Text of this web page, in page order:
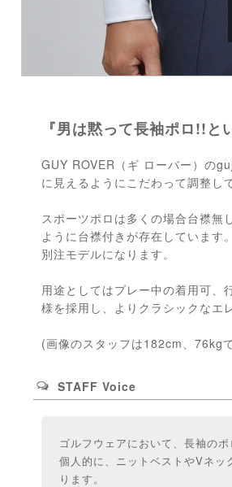
『男は黙って長袖ポロ!!と
GUY ROVER（ギ ローバー）の
に見えるようにこだわって調整し
スポーツポロは多くの場合台襟無
ように台襟付きが存在しています
別注モデルになります。
用途としてはプレー中の着用可、
様を採用し、よりクラシックなエ
(画像のスタッフは182cm、76kg
STAFF Voice
ゴルフウェアにおいて、長袖の
個人的に、ニットベストやVネッ
ります。